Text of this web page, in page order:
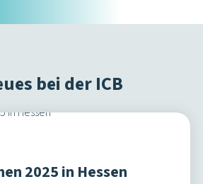
bei der ICB
2025 in Hessen